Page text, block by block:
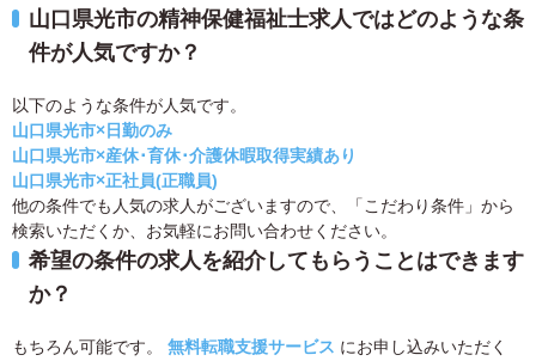
山口県光市の精神保健福祉士求人ではどのような条
件が人気ですか？
以下のような条件が人気です。
山口県光市×日勤のみ
山口県光市×産休･育休･介護休暇取得実績あり
山口県光市×正社員(正職員)
他の条件でも人気の求人がございますので、「こだわり条件」から
検索いただくか、お気軽にお問い合わせください。
希望の条件の求人を紹介してもらうことはできます
か？
もちろん可能です。 無料転職支援サービス にお申し込みいただく